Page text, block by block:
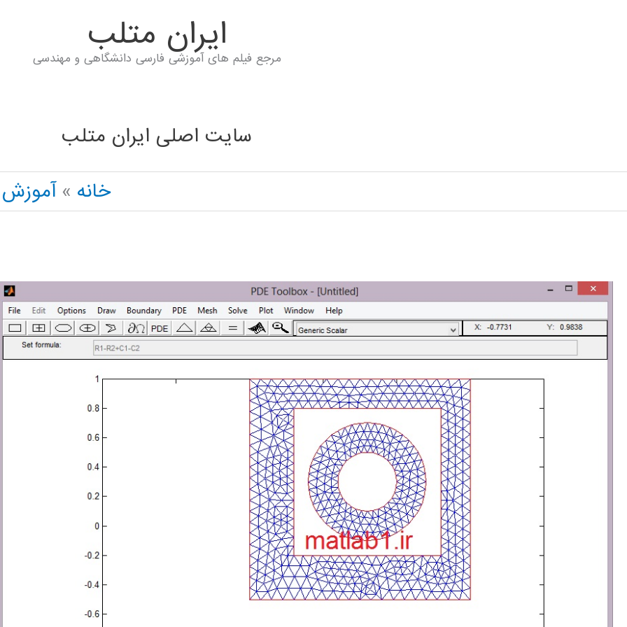
ايران متلب
مرجع فیلم های آموزشی فارسی دانشگاهی و مهندسی
سایت اصلی ایران متلب
خانه
آموزش